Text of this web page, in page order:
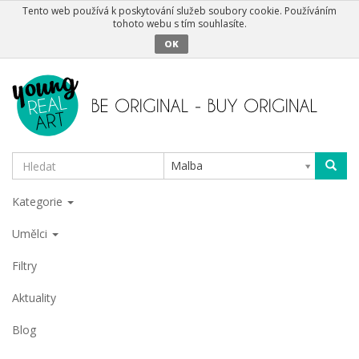
Tento web používá k poskytování služeb soubory cookie. Používáním
tohoto webu s tím souhlasíte.
OK
Malba
Kategorie
Umělci
Filtry
Aktuality
Blog